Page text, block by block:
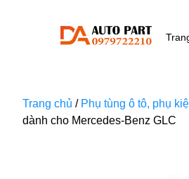
Trang chủ / Phụ tùng ô tô, phụ
dành cho Mercedes-Benz GLC